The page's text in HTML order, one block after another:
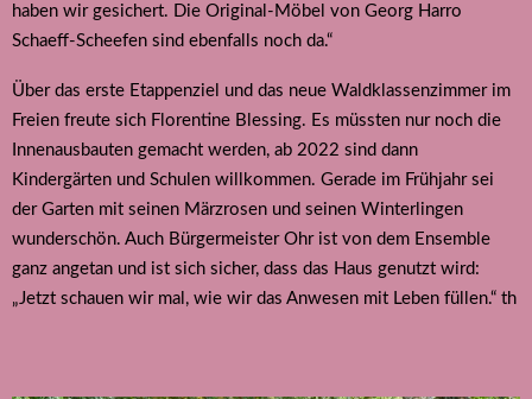
haben wir gesichert. Die Original-Möbel von Georg Harro
Schaeff-Scheefen sind ebenfalls noch da.“
Über das erste Etappenziel und das neue Waldklassenzimmer im
Freien freute sich Florentine Blessing. Es müssten nur noch die
Innenausbauten gemacht werden, ab 2022 sind dann
Kindergärten und Schulen willkommen. Gerade im Frühjahr sei
der Garten mit seinen Märzrosen und seinen Winterlingen
wunderschön. Auch Bürgermeister Ohr ist von dem Ensemble
ganz angetan und ist sich sicher, dass das Haus genutzt wird:
„Jetzt schauen wir mal, wie wir das Anwesen mit Leben füllen.“ th